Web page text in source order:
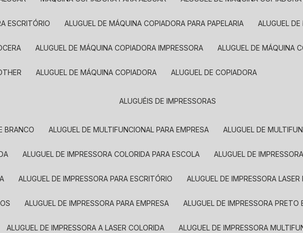
ESCRITÓRIO ALUGUEL DE MÁQUINA COPIADORA PARA PAPELARIA ALUGUEL
ALUGUEL DE MÁQUINA COPIADORA IMPRESSORA ALUGUEL DE MÁQUINA
ALUGUEL DE MÁQUINA COPIADORA ALUGUEL DE COPIADORA
ALUGUÉIS DE IMPRESSORAS
BRANCO ALUGUEL DE MULTIFUNCIONAL PARA EMPRESA ALUGUEL DE
ALUGUEL DE IMPRESSORA COLORIDA PARA ESCOLA ALUGUEL DE
ALUGUEL DE IMPRESSORA PARA ESCRITÓRIO ALUGUEL DE IMPRESSORA
ALUGUEL DE IMPRESSORA PARA EMPRESA ALUGUEL DE IMPRESSORA PRETO
ALUGUEL DE IMPRESSORA A LASER COLORIDA ALUGUEL DE IMPRESSORA